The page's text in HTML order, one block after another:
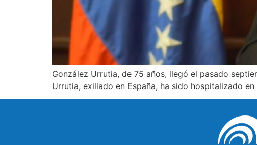
González Urrutia, de 75 años, llegó el pasado
Urrutia, exiliado en España, ha sido hospitalizado